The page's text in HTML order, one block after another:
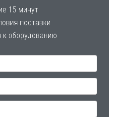
15 минут
поставки
к оборудованию